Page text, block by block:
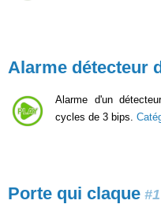
Alarme détecteur
Alarme d'un
cycles de 3 bips.
Porte qui claque #1